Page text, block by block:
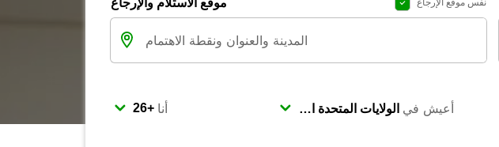
أنا أعيش في